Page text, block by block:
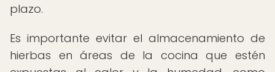
plazo.
Es importante evitar el almacenamiento de
hierbas en áreas de la cocina que estén